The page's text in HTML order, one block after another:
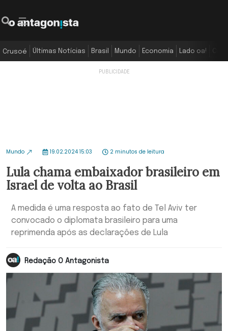
Crusoé Últimas Notícias Brasil Mundo Economia Lado oa!
Mundo 19.02.2024 15:03 2 minutos de leitura
Lula chama embaixador brasileiro em
Israel de volta ao Brasil
A medida é uma resposta ao fato de Tel Aviv ter
convocado o diplomata brasileiro para uma
reprimenda após as declarações de Lula
Redação O Antagonista